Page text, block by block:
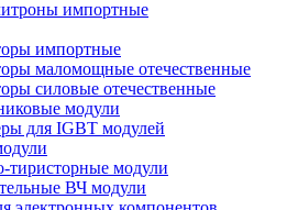
импортные
импортные
маломощные отечественные
силовые отечественные
модули
для IGBT модулей
тиристорные модули
ВЧ модули